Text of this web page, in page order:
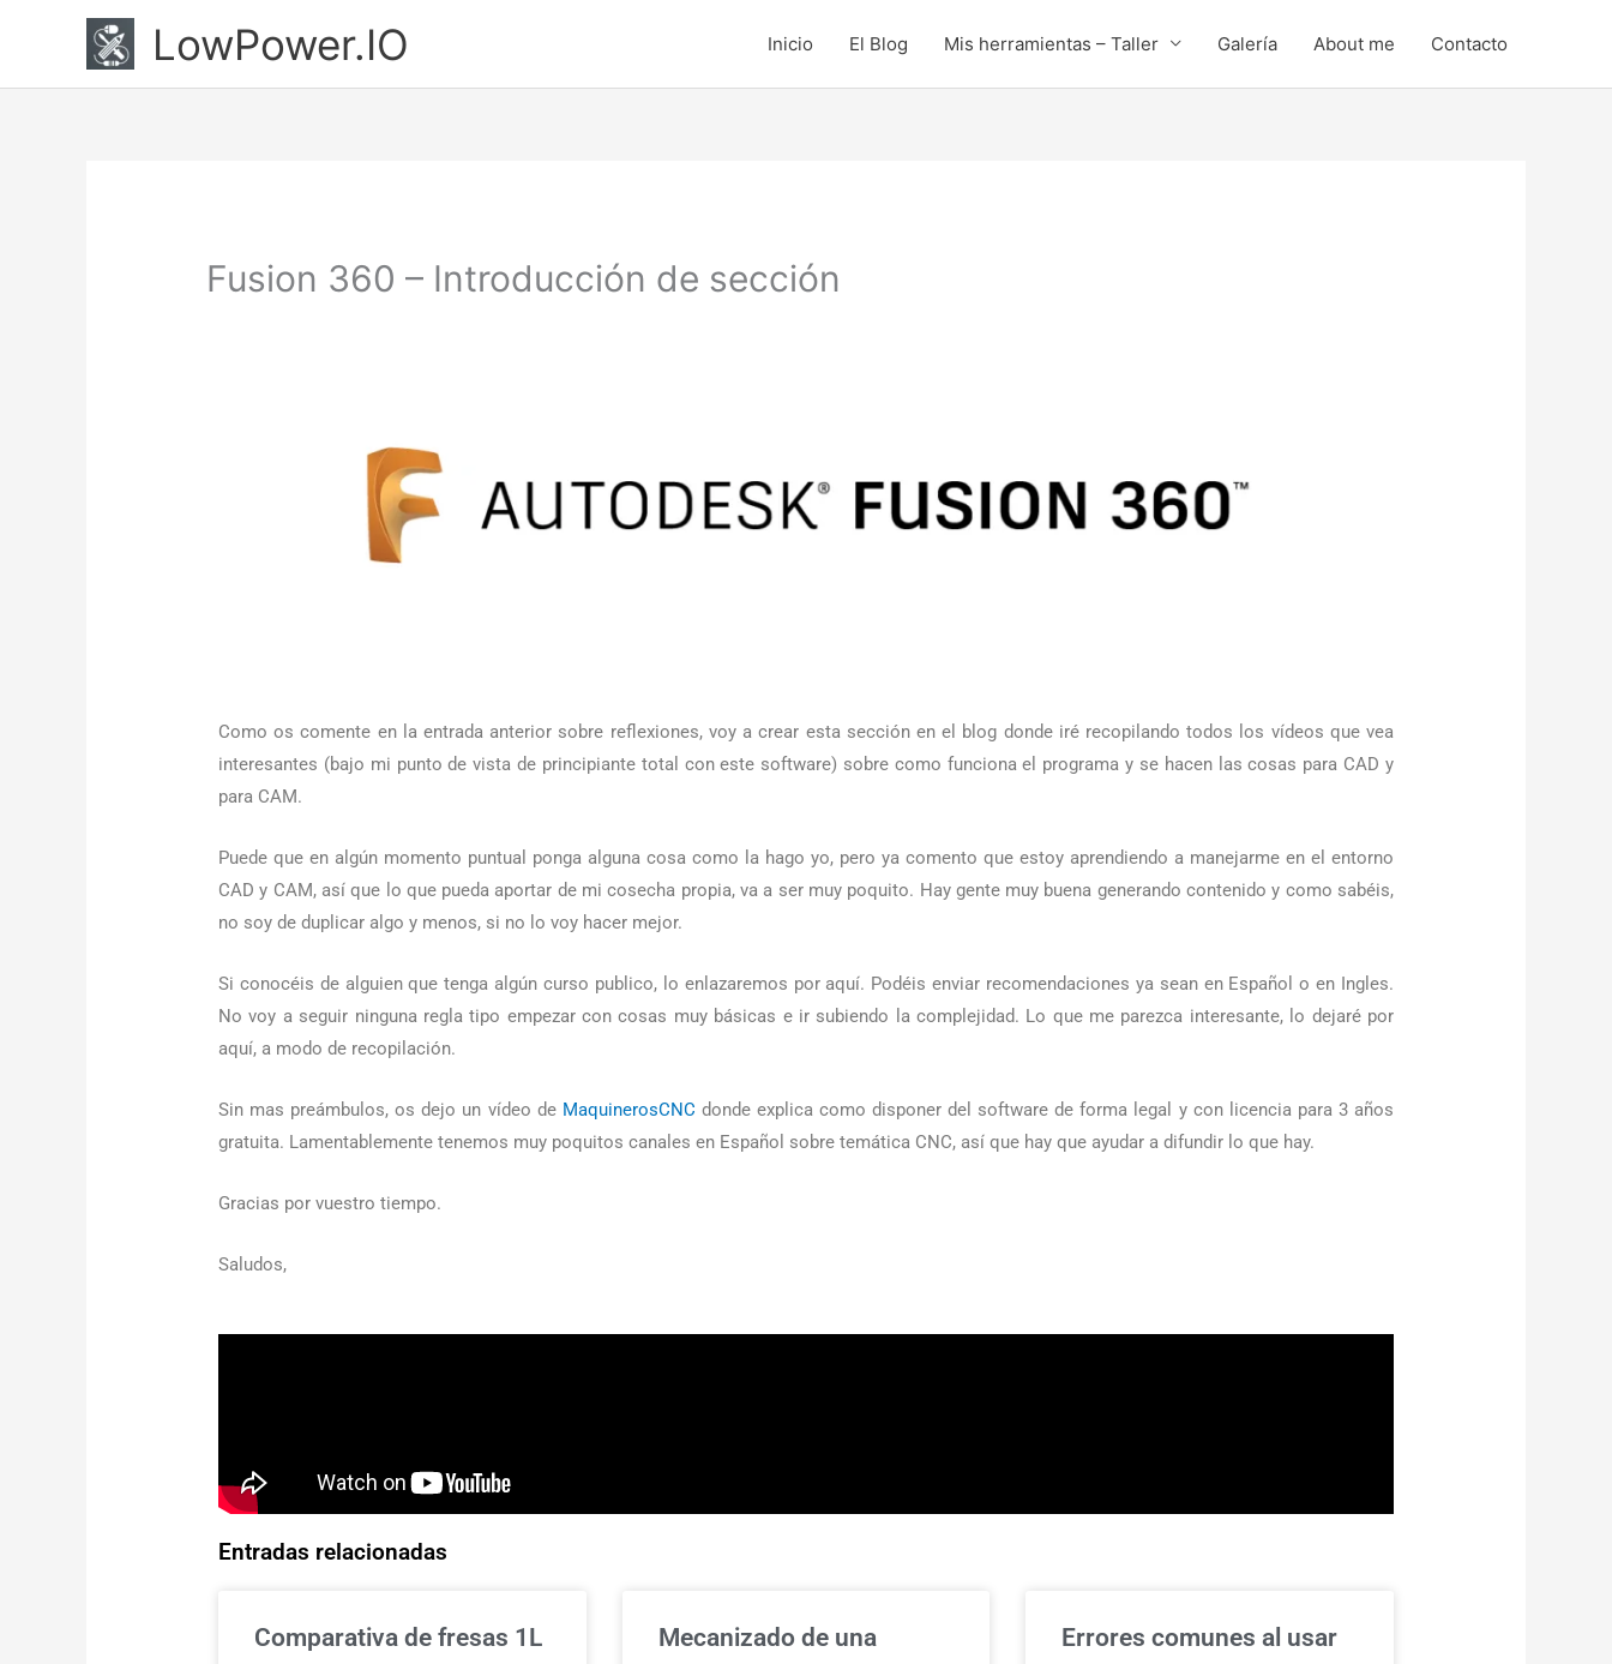
LowPower.IO Inicio El Blog Mis herramientas – Taller Galería About me Contacto
Fusion 360 – Introducción de sección
Como os comente en la entrada anterior sobre reflexiones, voy a crear esta sección en el blog donde iré recopilando todos los vídeos que vea
interesantes (bajo mi punto de vista de principiante total con este software) sobre como funciona el programa y se hacen las cosas para CAD y
para CAM.
Puede que en algún momento puntual ponga alguna cosa como la hago yo, pero ya comento que estoy aprendiendo a manejarme en el entorno
CAD y CAM, así que lo que pueda aportar de mi cosecha propia, va a ser muy poquito. Hay gente muy buena generando contenido y como sabéis,
no soy de duplicar algo y menos, si no lo voy hacer mejor.
Si conocéis de alguien que tenga algún curso publico, lo enlazaremos por aquí. Podéis enviar recomendaciones ya sean en Español o en Ingles.
No voy a seguir ninguna regla tipo empezar con cosas muy básicas e ir subiendo la complejidad. Lo que me parezca interesante, lo dejaré por
aquí, a modo de recopilación.
Sin mas preámbulos, os dejo un vídeo de MaquinerosCNC donde explica como disponer del software de forma legal y con licencia para 3 años
gratuita. Lamentablemente tenemos muy poquitos canales en Español sobre temática CNC, así que hay que ayudar a difundir lo que hay.
Gracias por vuestro tiempo.
Saludos,
Entradas relacionadas
Comparativa de fresas 1L
Mecanizado de una
Errores comunes al usar